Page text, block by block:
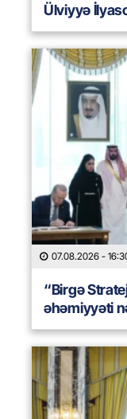
Ülviyyə
07.08.2026 -
“Birgə
əhəmiyyəti